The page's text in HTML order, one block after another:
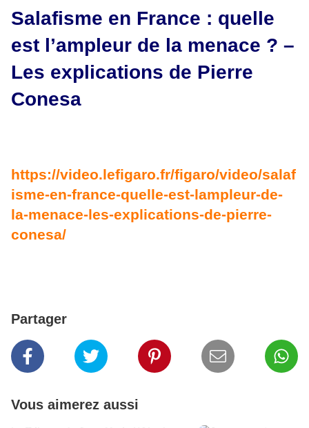
Salafisme en France : quelle
est l’ampleur de la menace ? –
Les explications de Pierre
Conesa
https://video.lefigaro.fr/figaro/video/salaf
isme-en-france-quelle-est-lampleur-de-
la-menace-les-explications-de-pierre-
conesa/
Partager
Vous aimerez aussi